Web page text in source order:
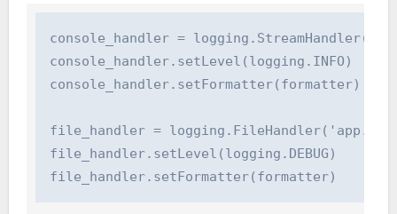
console_handler = logging.StreamHandler()
console_handler.setLevel(logging.INFO)
console_handler.setFormatter(formatter)
file_handler =
file_handler.setLevel(logging.DEBUG)
file_handler.setFormatter(formatter)